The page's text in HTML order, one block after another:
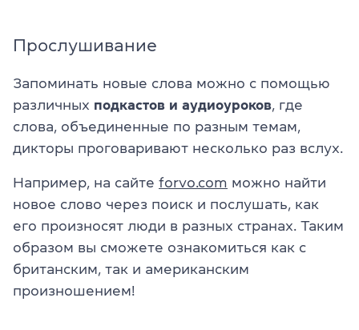
Прослушивание
Запоминать новые слова можно с помощью
различных подкастов и аудиоуроков , где
слова, объединенные по разным темам,
дикторы проговаривают несколько раз вслух.
Например, на сайте forvo.com можно найти
новое слово через поиск и послушать, как
его произносят люди в разных странах. Таким
образом вы сможете ознакомиться как с
британским, так и американским
произношением!